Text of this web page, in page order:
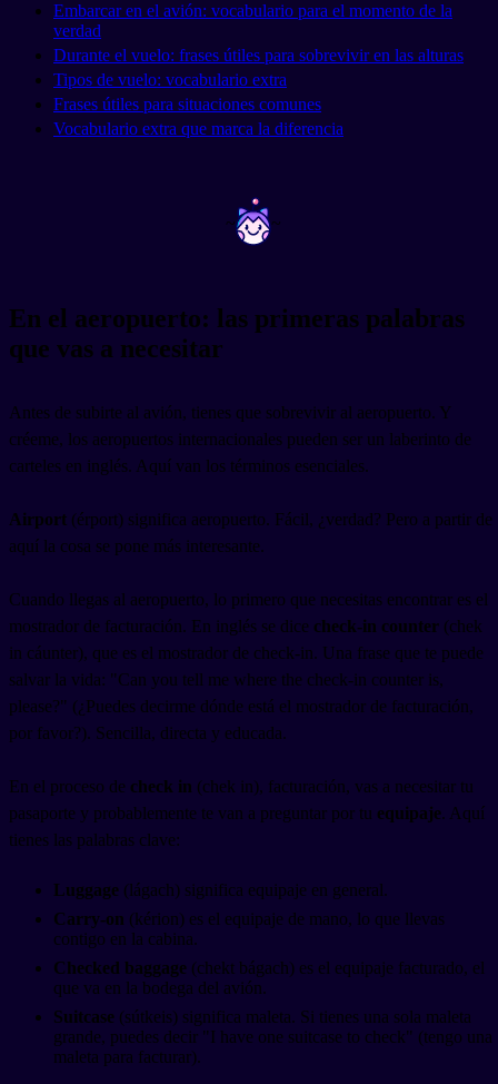
Embarcar en el avión: vocabulario para el momento de la
verdad
Durante el vuelo: frases útiles para sobrevivir en las alturas
Tipos de vuelo: vocabulario extra
Frases útiles para situaciones comunes
Vocabulario extra que marca la diferencia
~ ~
En el aeropuerto: las primeras palabras
que vas a necesitar
Antes de subirte al avión, tienes que sobrevivir al aeropuerto. Y
créeme, los aeropuertos internacionales pueden ser un laberinto de
carteles en inglés. Aquí van los términos esenciales.
Airport (érport) significa aeropuerto. Fácil, ¿verdad? Pero a partir de
aquí la cosa se pone más interesante.
Cuando llegas al aeropuerto, lo primero que necesitas encontrar es el
mostrador de facturación. En inglés se dice check-in counter (chek
in cáunter), que es el mostrador de check-in. Una frase que te puede
salvar la vida: "Can you tell me where the check-in counter is,
please?" (¿Puedes decirme dónde está el mostrador de facturación,
por favor?). Sencilla, directa y educada.
En el proceso de check in (chek in), facturación, vas a necesitar tu
pasaporte y probablemente te van a preguntar por tu equipaje. Aquí
tienes las palabras clave:
Luggage (lágach) significa equipaje en general.
Carry-on (kérion) es el equipaje de mano, lo que llevas
contigo en la cabina.
Checked baggage (chekt bágach) es el equipaje facturado, el
que va en la bodega del avión.
Suitcase (sútkeis) significa maleta. Si tienes una sola maleta
grande, puedes decir "I have one suitcase to check" (tengo una
maleta para facturar).